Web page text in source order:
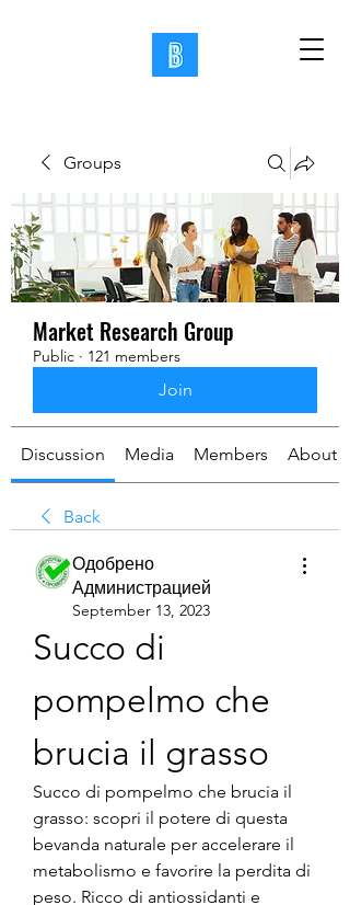
Groups
Market Research Group
Public · 121 members
Join
Discussion Media Members About
Back
Одобрено
Администрацией
September 13, 2023
Succo di
pompelmo che
brucia il grasso
Succo di pompelmo che brucia il
grasso: scopri il potere di questa
bevanda naturale per accelerare il
metabolismo e favorire la perdita di
peso. Ricco di antiossidanti e